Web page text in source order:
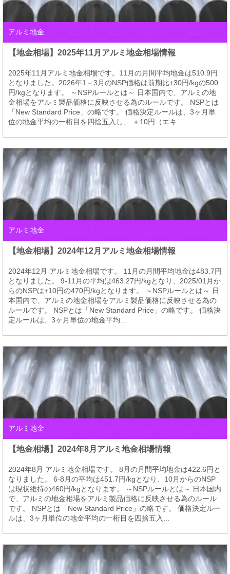
アルミ地金
【地金相場】2025年11月アルミ地金相場情報
2025年11月アルミ地金相場です。11月の月間平均地金は510.9円
となりました。2026年1－3月のNSP価格は前期比+30円/kgの500
円/kgとなります。 ～NSPルールとは～ 日本国内で、アルミの地
金相場をアルミ製品価格に反映させる為のルールです。 NSPとは
「New Standard Price」の略です。 価格決定ルールは、3ヶ月単
位の地金平均の一桁目を四捨五入し、 ＋10円（エキ...
アルミ地金
【地金相場】2024年12月アルミ地金相場情報
2024年12月 アルミ地金相場です。 11月の月間平均地金は483.7円
となりました。 9-11月の平均は463.27円/kgとなり、2025/01月か
らのNSPは+10円の470円/kgとなります。 ～NSPルールとは～ 日
本国内で、アルミの地金相場をアルミ製品価格に反映させる為の
ルールです。 NSPとは「New Standard Price」の略です。 価格決
定ルールは、3ヶ月単位の地金平均...
アルミ地金
【地金相場】2024年8月アルミ地金相場情報
2024年8月 アルミ地金相場です。 8月の月間平均地金は422.6円と
なりました。 6-8月の平均は451.7円/kgとなり、10月からのNSP
は現状維持の460円/kgとなります。 ～NSPルールとは～ 日本国内
で、アルミの地金相場をアルミ製品価格に反映させる為のルール
です。 NSPとは「New Standard Price」の略です。 価格決定ルー
ルは、3ヶ月単位の地金平均の一桁目を四捨五入...